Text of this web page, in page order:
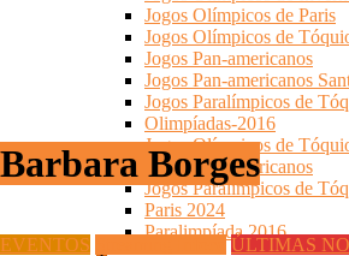
Jogos Olímpicos de Paris
Jogos Olímpicos de
Jogos Pan-americanos
Jogos Pan-americanos
Jogos Paralímpicos de
Olimpíadas-2016
Jogos Olímpicos de
Jogos Pan-americanos
Jogos Paralímpicos de
Paris 2024
Paralimpíada 2016
Barbara Borges
EVENTOS ÚLTIMAS